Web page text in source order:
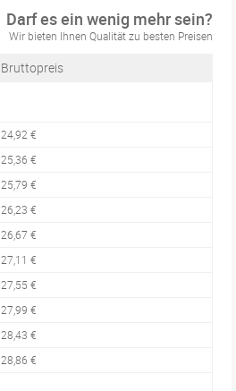
Darf es ein wenig mehr sein?
Wir bieten Ihnen Qualität zu besten Preisen
Bruttopreis
24,92 €
25,36 €
25,79 €
26,23 €
26,67 €
27,11 €
27,55 €
27,99 €
28,43 €
28,86 €